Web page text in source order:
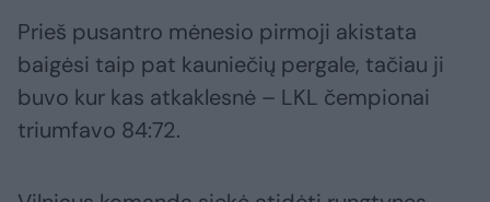
Prieš pusantro mėnesio pirmoji akistata
baigėsi taip pat kauniečių pergale, tačiau ji
buvo kur kas atkaklesnė – LKL čempionai
triumfavo 84:72.